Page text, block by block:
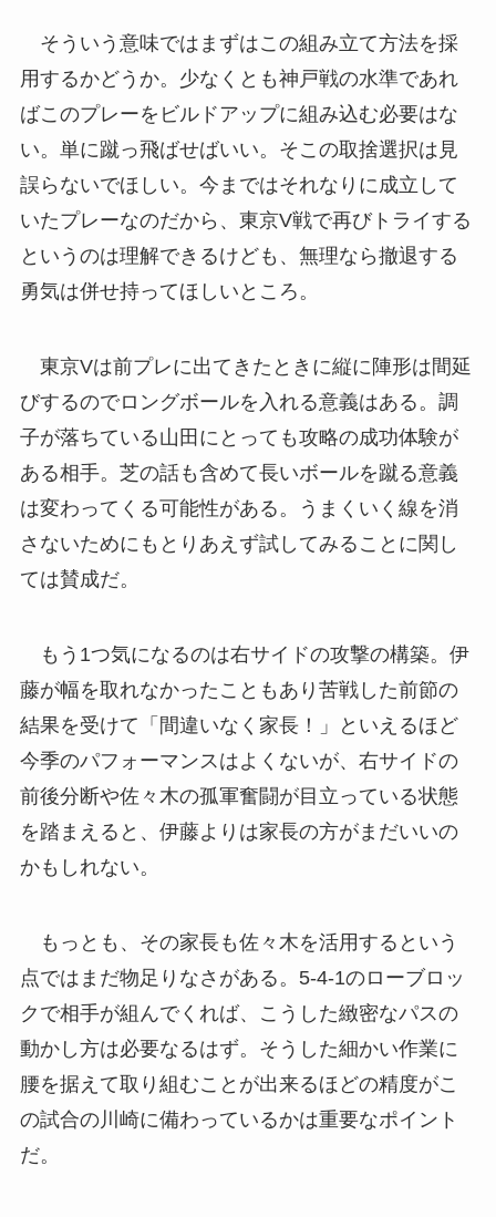
そういう意味ではまずはこの組み立て方法を採
用するかどうか。少なくとも神戸戦の水準であれ
ばこのプレーをビルドアップに組み込む必要はな
い。単に蹴っ飛ばせばいい。そこの取捨選択は見
誤らないでほしい。今まではそれなりに成立して
いたプレーなのだから、東京V戦で再びトライする
というのは理解できるけども、無理なら撤退する
勇気は併せ持ってほしいところ。
東京Vは前プレに出てきたときに縦に陣形は間延
びするのでロングボールを入れる意義はある。調
子が落ちている山田にとっても攻略の成功体験が
ある相手。芝の話も含めて長いボールを蹴る意義
は変わってくる可能性がある。うまくいく線を消
さないためにもとりあえず試してみることに関し
ては賛成だ。
もう1つ気になるのは右サイドの攻撃の構築。伊
藤が幅を取れなかったこともあり苦戦した前節の
結果を受けて「間違いなく家長！」といえるほど
今季のパフォーマンスはよくないが、右サイドの
前後分断や佐々木の孤軍奮闘が目立っている状態
を踏まえると、伊藤よりは家長の方がまだいいの
かもしれない。
もっとも、その家長も佐々木を活用するという
点ではまだ物足りなさがある。5-4-1のローブロッ
クで相手が組んでくれば、こうした緻密なパスの
動かし方は必要なるはず。そうした細かい作業に
腰を据えて取り組むことが出来るほどの精度がこ
の試合の川崎に備わっているかは重要なポイント
だ。